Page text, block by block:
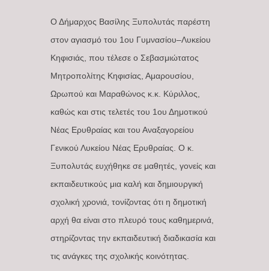
Ο Δήμαρχος Βασίλης Ξυπολυτάς παρέστη
στον αγιασμό του 1ου Γυμνασίου–Λυκείου
Κηφισιάς, που τέλεσε ο Σεβασμιώτατος
Μητροπολίτης Κηφισίας, Αμαρουσίου,
Ωρωπού και Μαραθώνος κ.κ. Κύριλλος,
καθώς και στις τελετές του 1ου Δημοτικού
Νέας Ερυθραίας και του Αναξαγορείου
Γενικού Λυκείου Νέας Ερυθραίας. Ο κ.
Ξυπολυτάς ευχήθηκε σε μαθητές, γονείς και
εκπαιδευτικούς μια καλή και δημιουργική
σχολική χρονιά, τονίζοντας ότι η δημοτική
αρχή θα είναι στο πλευρό τους καθημερινά,
στηρίζοντας την εκπαιδευτική διαδικασία και
τις ανάγκες της σχολικής κοινότητας.